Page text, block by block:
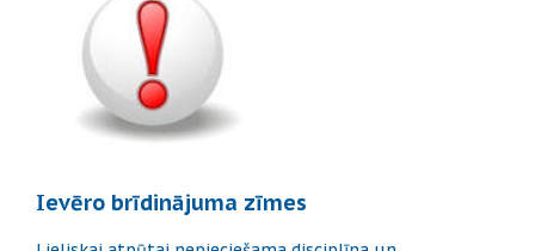
Ievēro brīdinājuma zīmes